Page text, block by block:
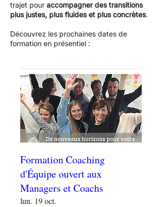
trajet pour accompagner des transitions
plus justes, plus fluides et plus concrètes.
Découvrez les prochaines dates de
formation en présentiel :
Formation Coaching
d'Équipe ouvert aux
Managers et Coachs
lun. 19 oct.